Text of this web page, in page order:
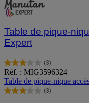
Table de pique-
Expert
(3)
3.0
sur
5
étoiles.
Réf. : MIG3596324
Table de pique-nique
(3)
3.0